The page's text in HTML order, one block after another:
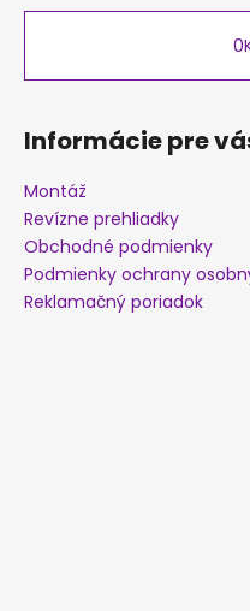
0
Informácie pre
Montáž
Revízne prehliadky
Obchodné podmienky
Podmienky ochrany
Reklamačný poriadok